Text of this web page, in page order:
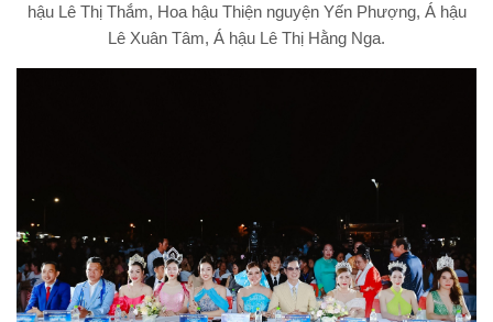
hậu Lê Thị Thắm, Hoa hậu Thiện nguyện Yến Phượng, Á hậu
Lê Xuân Tâm, Á hậu Lê Thị Hằng Nga.